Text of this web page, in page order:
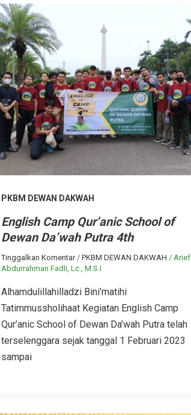
PKBM DEWAN DAKWAH
English Camp Qur’anic School of
Dewan Da’wah Putra 4th
Tinggalkan Komentar / PKBM DEWAN DAKWAH / Arief
Abdurrahman Fadli, Lc., M.S.I
Alhamdulillahilladzi Bini’matihi
Tatimmussholihaat Kegiatan English Camp
Qur’anic School of Dewan Da’wah Putra telah
terselenggara sejak tanggal 1 Februari 2023
sampai